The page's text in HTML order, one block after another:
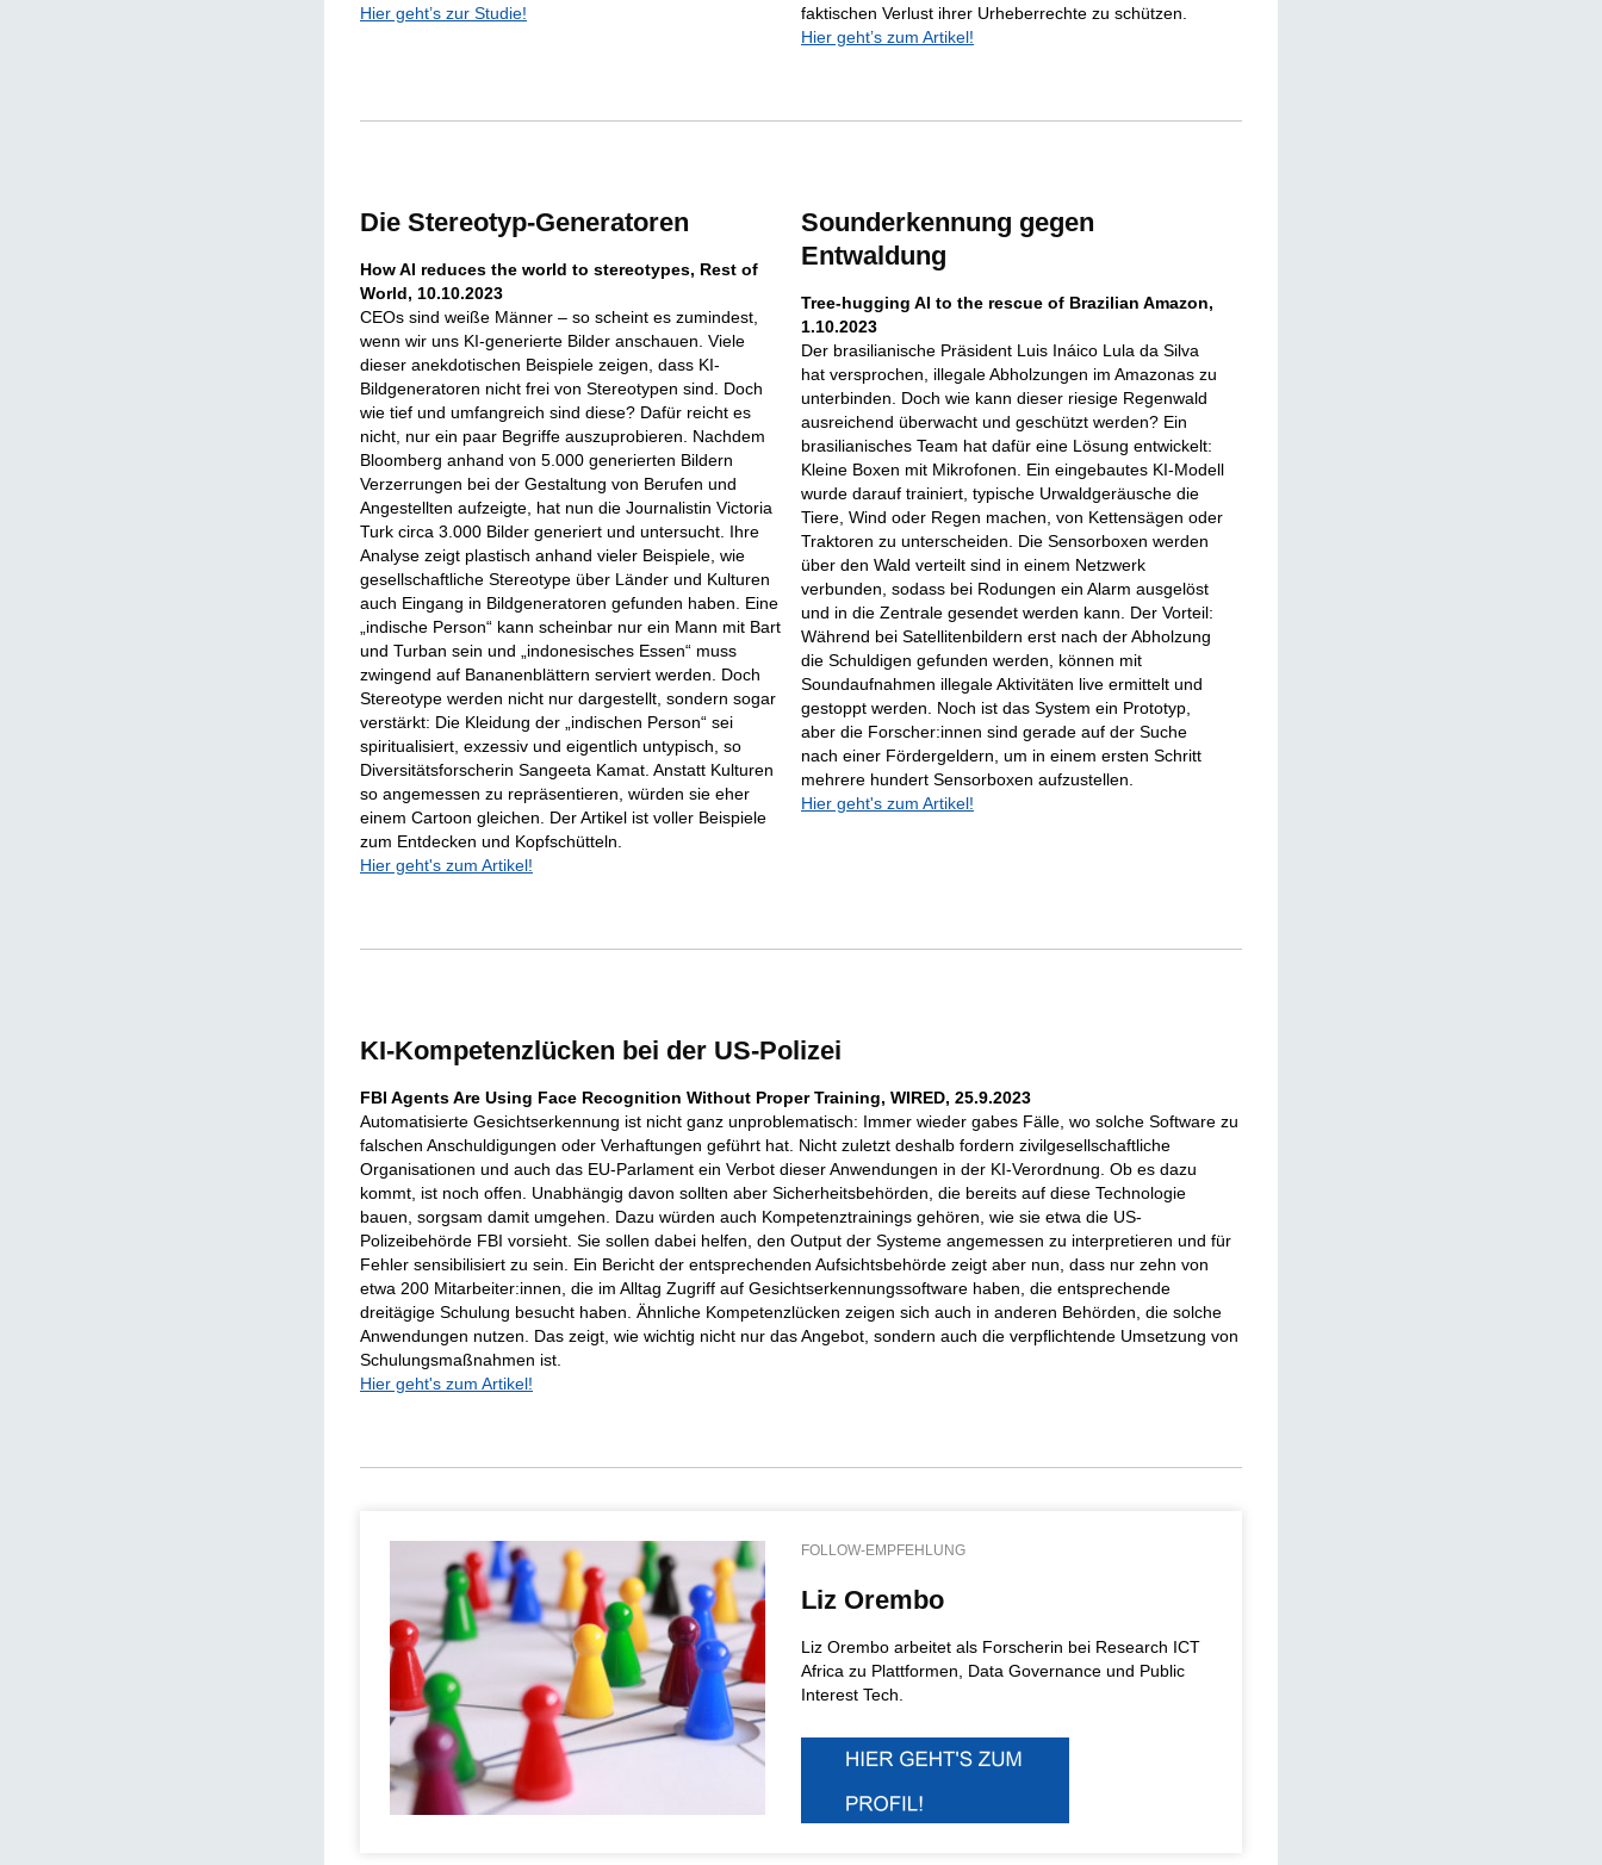
Hier geht’s zur Studie!
faktischen Verlust ihrer Urheberrechte zu schützen.
Hier geht’s zum Artikel!
Die Stereotyp-Generatoren
How AI reduces the world to stereotypes, Rest of
World, 10.10.2023
CEOs sind weiße Männer – so scheint es zumindest,
wenn wir uns KI-generierte Bilder anschauen. Viele
dieser anekdotischen Beispiele zeigen, dass KI-
Bildgeneratoren nicht frei von Stereotypen sind. Doch
wie tief und umfangreich sind diese? Dafür reicht es
nicht, nur ein paar Begriffe auszuprobieren. Nachdem
Bloomberg anhand von 5.000 generierten Bildern
Verzerrungen bei der Gestaltung von Berufen und
Angestellten aufzeigte, hat nun die Journalistin Victoria
Turk circa 3.000 Bilder generiert und untersucht. Ihre
Analyse zeigt plastisch anhand vieler Beispiele, wie
gesellschaftliche Stereotype über Länder und Kulturen
auch Eingang in Bildgeneratoren gefunden haben. Eine
„indische Person“ kann scheinbar nur ein Mann mit Bart
und Turban sein und „indonesisches Essen“ muss
zwingend auf Bananenblättern serviert werden. Doch
Stereotype werden nicht nur dargestellt, sondern sogar
verstärkt: Die Kleidung der „indischen Person“ sei
spiritualisiert, exzessiv und eigentlich untypisch, so
Diversitätsforscherin Sangeeta Kamat. Anstatt Kulturen
so angemessen zu repräsentieren, würden sie eher
einem Cartoon gleichen. Der Artikel ist voller Beispiele
zum Entdecken und Kopfschütteln.
Hier geht's zum Artikel!
Sounderkennung gegen
Entwaldung
Tree-hugging AI to the rescue of Brazilian Amazon,
1.10.2023
Der brasilianische Präsident Luis Ináico Lula da Silva
hat versprochen, illegale Abholzungen im Amazonas zu
unterbinden. Doch wie kann dieser riesige Regenwald
ausreichend überwacht und geschützt werden? Ein
brasilianisches Team hat dafür eine Lösung entwickelt:
Kleine Boxen mit Mikrofonen. Ein eingebautes KI-Modell
wurde darauf trainiert, typische Urwaldgeräusche die
Tiere, Wind oder Regen machen, von Kettensägen oder
Traktoren zu unterscheiden. Die Sensorboxen werden
über den Wald verteilt sind in einem Netzwerk
verbunden, sodass bei Rodungen ein Alarm ausgelöst
und in die Zentrale gesendet werden kann. Der Vorteil:
Während bei Satellitenbildern erst nach der Abholzung
die Schuldigen gefunden werden, können mit
Soundaufnahmen illegale Aktivitäten live ermittelt und
gestoppt werden. Noch ist das System ein Prototyp,
aber die Forscher:innen sind gerade auf der Suche
nach einer Fördergeldern, um in einem ersten Schritt
mehrere hundert Sensorboxen aufzustellen.
Hier geht's zum Artikel!
KI-Kompetenzlücken bei der US-Polizei
FBI Agents Are Using Face Recognition Without Proper Training, WIRED, 25.9.2023
Automatisierte Gesichtserkennung ist nicht ganz unproblematisch: Immer wieder gabes Fälle, wo solche Software zu
falschen Anschuldigungen oder Verhaftungen geführt hat. Nicht zuletzt deshalb fordern zivilgesellschaftliche
Organisationen und auch das EU-Parlament ein Verbot dieser Anwendungen in der KI-Verordnung. Ob es dazu
kommt, ist noch offen. Unabhängig davon sollten aber Sicherheitsbehörden, die bereits auf diese Technologie
bauen, sorgsam damit umgehen. Dazu würden auch Kompetenztrainings gehören, wie sie etwa die US-
Polizeibehörde FBI vorsieht. Sie sollen dabei helfen, den Output der Systeme angemessen zu interpretieren und für
Fehler sensibilisiert zu sein. Ein Bericht der entsprechenden Aufsichtsbehörde zeigt aber nun, dass nur zehn von
etwa 200 Mitarbeiter:innen, die im Alltag Zugriff auf Gesichtserkennungssoftware haben, die entsprechende
dreitägige Schulung besucht haben. Ähnliche Kompetenzlücken zeigen sich auch in anderen Behörden, die solche
Anwendungen nutzen. Das zeigt, wie wichtig nicht nur das Angebot, sondern auch die verpflichtende Umsetzung von
Schulungsmaßnahmen ist.
Hier geht's zum Artikel!
FOLLOW-EMPFEHLUNG
Liz Orembo
Liz Orembo arbeitet als Forscherin bei Research ICT
Africa zu Plattformen, Data Governance und Public
Interest Tech.